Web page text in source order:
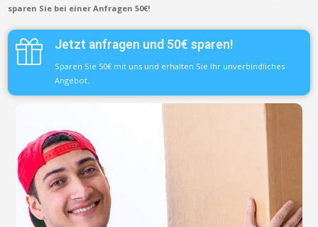
sparen Sie bei einer Anfragen 50€!
Jetzt anfragen und 50€ sparen!
Sparen Sie 50€ mit uns und erhalten Sie Ihr unverbindliches
Angebot.